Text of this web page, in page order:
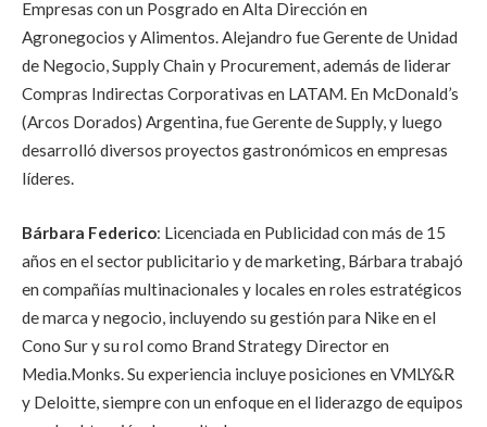
Empresas con un Posgrado en Alta Dirección en
Agronegocios y Alimentos. Alejandro fue Gerente de Unidad
de Negocio, Supply Chain y Procurement, además de liderar
Compras Indirectas Corporativas en LATAM. En McDonald’s
(Arcos Dorados) Argentina, fue Gerente de Supply, y luego
desarrolló diversos proyectos gastronómicos en empresas
líderes.
Bárbara Federico: Licenciada en Publicidad con más de 15
años en el sector publicitario y de marketing, Bárbara trabajó
en compañías multinacionales y locales en roles estratégicos
de marca y negocio, incluyendo su gestión para Nike en el
Cono Sur y su rol como Brand Strategy Director en
Media.Monks. Su experiencia incluye posiciones en VMLY&R
y Deloitte, siempre con un enfoque en el liderazgo de equipos